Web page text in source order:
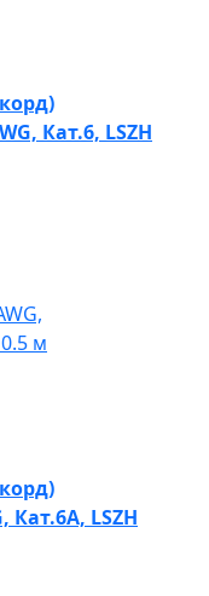
Кат.6, LSZH
Кат.6A, LSZH